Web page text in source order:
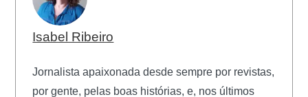
Isabel Ribeiro
Jornalista apaixonada desde sempre por revistas,
por gente, pelas boas histórias, e, nos últimos